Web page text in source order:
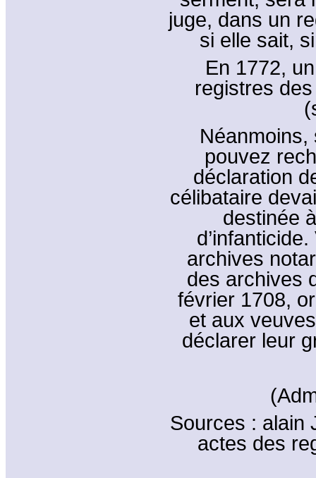
juge, dans un
si elle sait,
En 1772,
registres
Néanmoins,
pouvez
déclaration
célibataire
destinée
archives
des archives
février 1708,
et aux
déclarer leur
Sources : alain
actes des